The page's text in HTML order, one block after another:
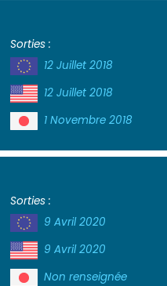
Sorties :
12 Juillet 2018
12 Juillet 2018
1 Novembre 2018
Sorties :
9 Avril 2020
9 Avril 2020
Non renseignée